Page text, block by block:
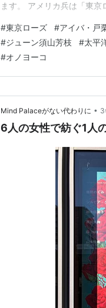
ます。 アメリカ兵は「東
が 自分が「東京ローズ」
が、あの「東京ローズ」な…
#東京ローズ #アイバ・戸
#ジューン須山芳枝 #太平
#オノヨーコ
Mind Palaceがない代わりに • 3
6人の女性で紡ぐ1人